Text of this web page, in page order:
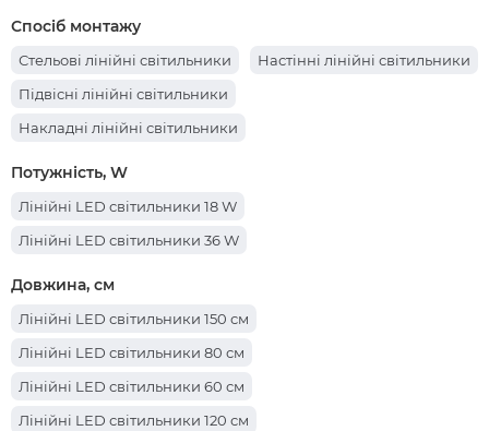
Спосіб монтажу
Стельові лінійні світильники
Настінні лінійні світильники
Підвісні лінійні світильники
Накладні лінійні світильники
Потужність, W
Лінійні LED світильники 18 W
Лінійні LED світильники 36 W
Довжина, см
Лінійні LED світильники 150 см
Лінійні LED світильники 80 см
Лінійні LED світильники 60 см
Лінійні LED світильники 120 см